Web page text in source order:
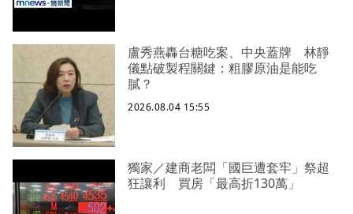
盧秀燕轟台糖吃案、中央蓋牌 林靜
儀點破製程關鍵：粗膠原油是能吃
膩？
2026.08.04 15:55
獨家／建商老闆「國巨遭套牢」祭超
狂讓利 買房「最高折130萬」